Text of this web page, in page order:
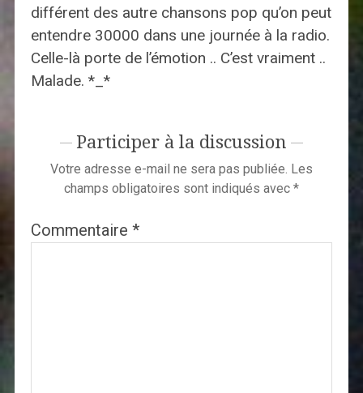
différent des autre chansons pop qu’on peut
entendre 30000 dans une journée à la radio.
Celle-là porte de l’émotion .. C’est vraiment ..
Malade. *_*
Participer à la discussion
Votre adresse e-mail ne sera pas publiée. Les
champs obligatoires sont indiqués avec *
Commentaire *